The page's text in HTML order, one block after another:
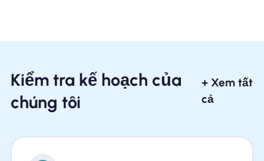
Kiểm tra kế hoạch của
chúng tôi
+ Xem tất
cả